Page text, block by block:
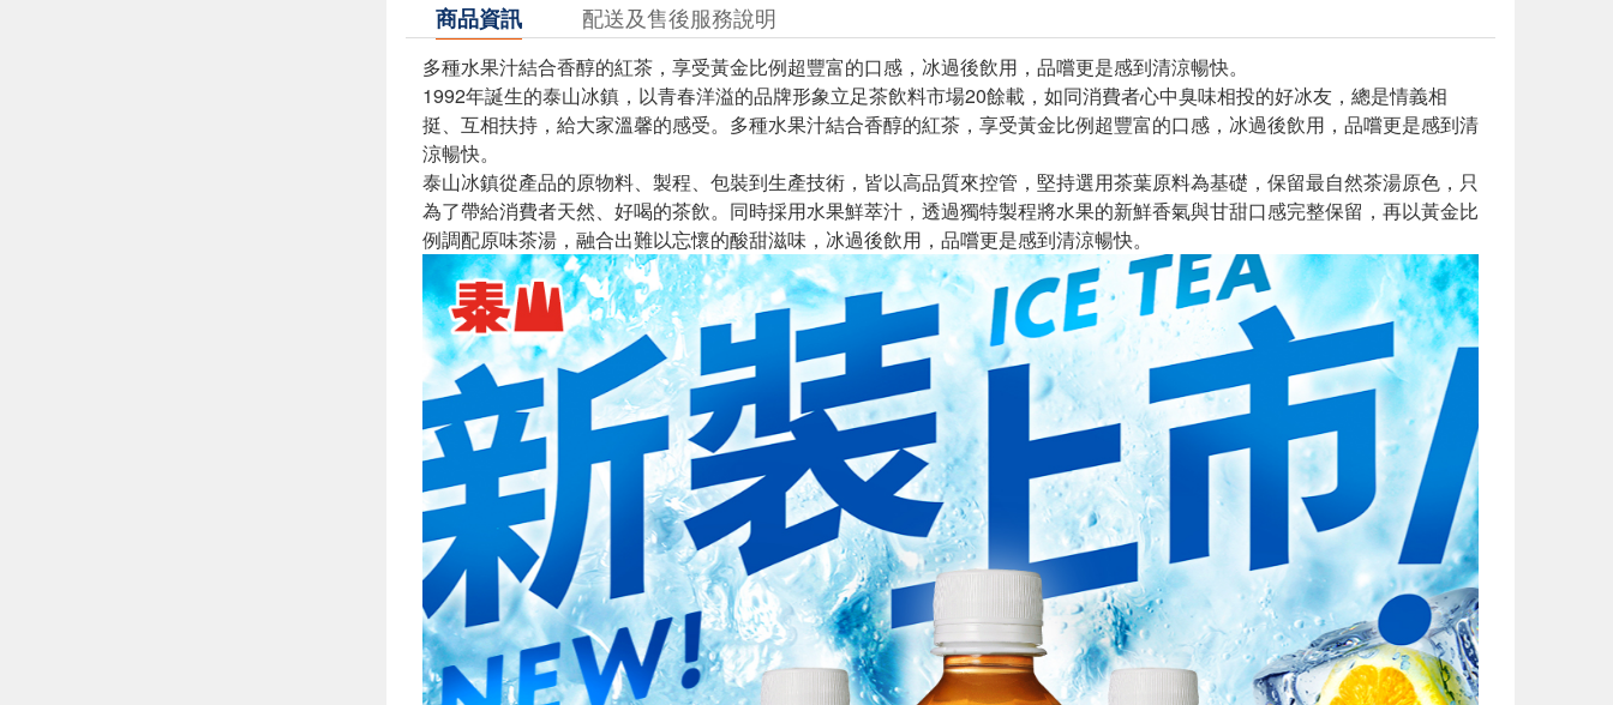
商品資訊 配送及售後服務說明
多種水果汁結合香醇的紅茶，享受黃金比例超豐富的口感，冰過後飲用，品嚐更是感到清涼暢快。
1992年誕生的泰山冰鎮，以青春洋溢的品牌形象立足茶飲料市場20餘載，如同消費者心中臭味相投的好冰友，總是情義相
挺、互相扶持，給大家溫馨的感受。多種水果汁結合香醇的紅茶，享受黃金比例超豐富的口感，冰過後飲用，品嚐更是感到清
涼暢快。
泰山冰鎮從產品的原物料、製程、包裝到生產技術，皆以高品質來控管，堅持選用茶葉原料為基礎，保留最自然茶湯原色，只
為了帶給消費者天然、好喝的茶飲。同時採用水果鮮萃汁，透過獨特製程將水果的新鮮香氣與甘甜口感完整保留，再以黃金比
例調配原味茶湯，融合出難以忘懷的酸甜滋味，冰過後飲用，品嚐更是感到清涼暢快。